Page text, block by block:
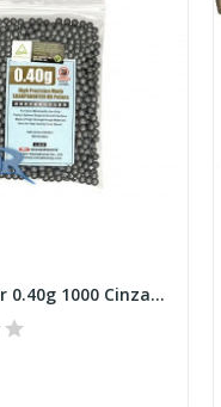
BB Guarder 0.40g 1000 Cinza Escuro